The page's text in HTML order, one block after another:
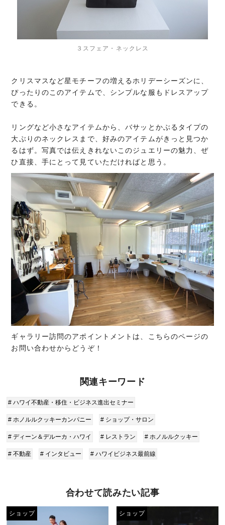
３スフェア・ネックレス
クリスマスなど星モチーフの増えるホリデーシーズンに、
ぴったりのこのアイテムで、シンプルな服もドレスアップ
できる。
リングなど小さなアイテムから、バサッとかぶるタイプの
大ぶりのネックレスまで、好みのアイテムがきっと見つか
るはず。写真では伝えきれないこのジュエリーの魅力、ぜ
ひ直接、手にとって見ていただければと思う。
ギャラリー訪問のアポイントメントは、こちらのページの
お問い合わせからどうぞ！
関連キーワード
# ハワイ不動産・移住・ビジネス進出セミナー
# ホノルルクッキーカンパニー # ショップ・サロン
# ディーン＆デルーカ・ハワイ # レストラン # ホノルルクッキー
# 不動産 # インタビュー # ハワイビジネス最前線
合わせて読みたい記事
ショップ ショップ